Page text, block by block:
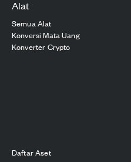
Alat
Semua Alat
Konversi Mata Uang
Konverter Crypto
Daftar Aset